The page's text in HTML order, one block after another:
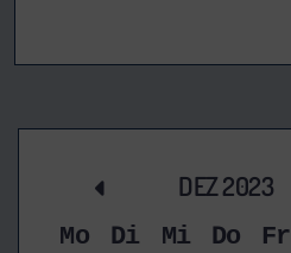
DEZ 2023
Mo Di Mi Do Fr